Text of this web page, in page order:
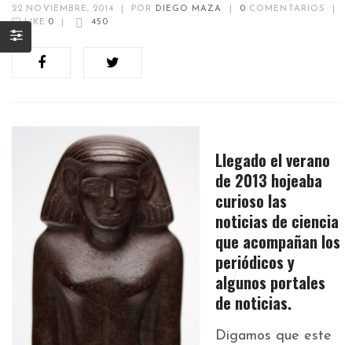
22 NOVIEMBRE, 2014 POR DIEGO MAZA 0 COMENTARIOS
LIKE 0 450
Llegado el verano
de 2013 hojeaba
curioso las
noticias de ciencia
que acompañan los
periódicos y
algunos portales
de noticias.
Digamos que este